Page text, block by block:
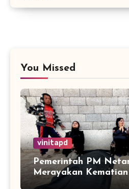
You Missed
vinitapd
Pemerintah PM
Merayakan
Gaza